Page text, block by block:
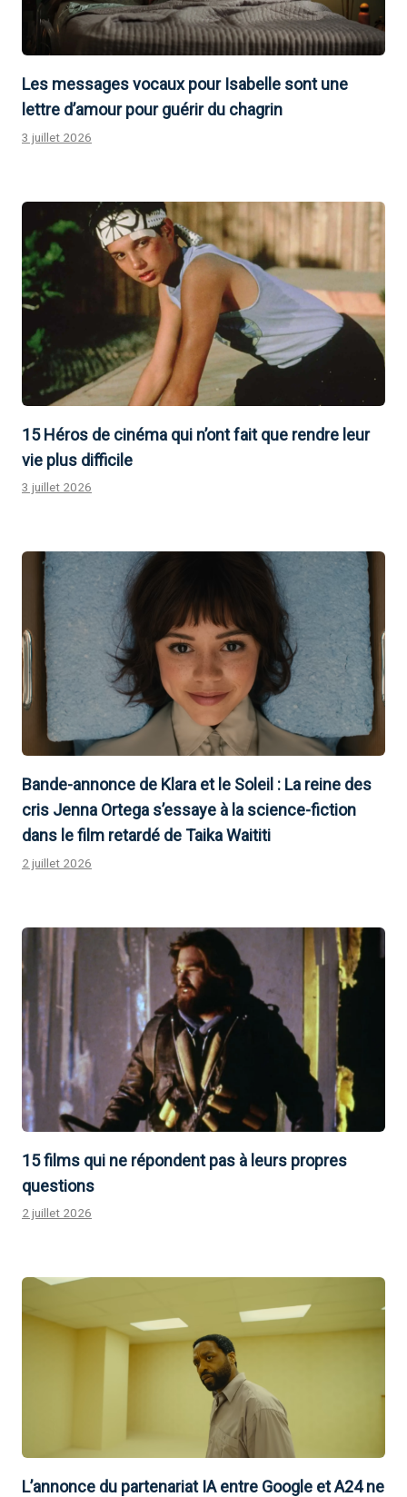
Les messages vocaux pour Isabelle sont une
lettre d’amour pour guérir du chagrin
3 juillet 2026
15 Héros de cinéma qui n’ont fait que rendre leur
vie plus difficile
3 juillet 2026
Bande-annonce de Klara et le Soleil : La reine des
cris Jenna Ortega s’essaye à la science-fiction
dans le film retardé de Taika Waititi
2 juillet 2026
15 films qui ne répondent pas à leurs propres
questions
2 juillet 2026
L’annonce du partenariat IA entre Google et A24 ne